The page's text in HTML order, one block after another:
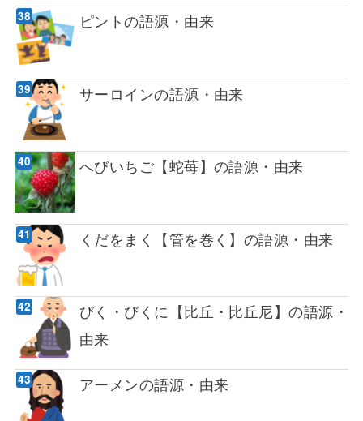
ピントの語源・由来
サーロインの語源・由来
へびいちご【蛇苺】の語源・由来
くだをまく【管を巻く】の語源・由来
びく・びくに【比丘・比丘尼】の語源・
由来
アーメンの語源・由来